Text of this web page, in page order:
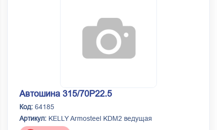
Автошина 315/70Р22.5
Код: 64185
Артикул: KELLY Armosteel KDM2 ведущая